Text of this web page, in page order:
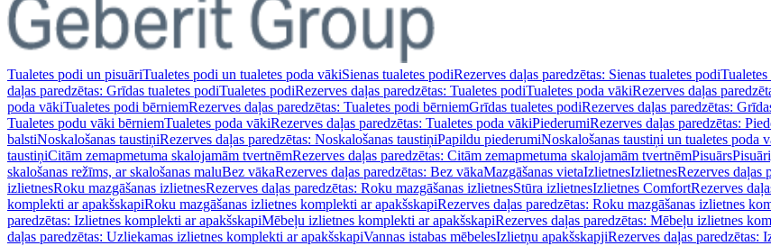
Tualetes podi un pisuāriTualetes podi un tualetes poda vākiSienas tualetes podiRezerves daļas paredzētas: Sienas tualetes podi
daļas paredzētas: Grīdas tualetes podiTualetes podiRezerves daļas paredzētas: Tualetes podiTualetes poda vākiRezerves daļas
poda vākiTualetes podi bērniemRezerves daļas paredzētas: Tualetes podi bērniemGrīdas tualetes podiRezerves daļas paredzētas:
Tualetes podu vāki bērniemTualetes poda vākiRezerves daļas paredzētas: Tualetes poda vākiPiederumiRezerves daļas paredzētas:
balstiNoskalošanas taustiņiRezerves daļas paredzētas: Noskalošanas taustiņiPapildu piederumiNoskalošanas taustiņi un tualetes poda
taustiņiCitām zemapmetuma skalojamām tvertnēmRezerves daļas paredzētas: Citām zemapmetuma skalojamām tvertnēmPisuārs
skalošanas režīms, ar skalošanas maluBez vākaRezerves daļas paredzētas: Bez vākaMazgāšanas vietaIzlietnesIzlietnesRezerves daļas
izlietnesRoku mazgāšanas izlietnesRezerves daļas paredzētas: Roku mazgāšanas izlietnesStūra izlietnesIzlietnes ComfortRezerves
komplekti ar apakšskapiRoku mazgāšanas izlietnes komplekti ar apakšskapiRezerves daļas paredzētas: Roku mazgāšanas izlietnes
paredzētas: Izlietnes komplekti ar apakšskapiMēbeļu izlietnes komplekti ar apakšskapiRezerves daļas paredzētas: Mēbeļu izlietnes
daļas paredzētas: Uzliekamas izlietnes komplekti ar apakšskapiVannas istabas mēbelesIzlietņu apakšskapjiRezerves daļas paredzētas: